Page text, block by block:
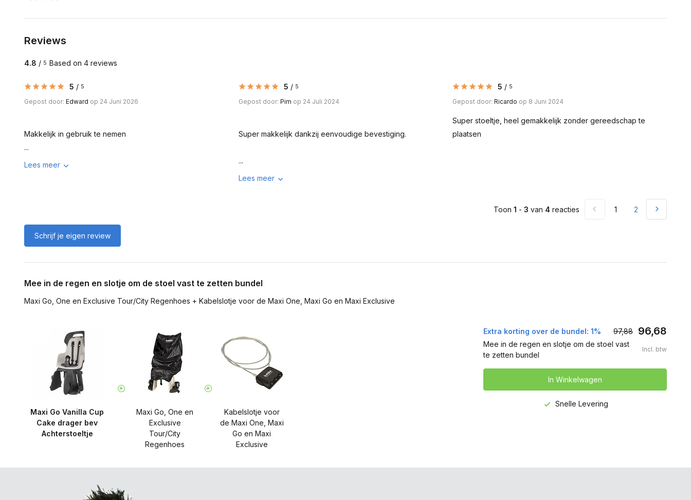
Reviews
4.8 / 5 Based on 4 reviews
5 / 5
Gepost door: Edward op 24 Juni 2026
Makkelijk in gebruik te nemen
...
Lees meer
5 / 5
Gepost door: Pim op 24 Juli 2024
Super makkelijk dankzij eenvoudige bevestiging.
...
Lees meer
5 / 5
Gepost door:Ricardo op 8 Juni 2024
Super stoeltje, heel gemakkelijk zonder gereedschap te
plaatsen
Toon 1 - 3 van 4 reacties 1 2
Schrijf je eigen review
Mee in de regen en slotje om de stoel vast te zetten bundel
Maxi Go, One en Exclusive Tour/City Regenhoes + Kabelslotje voor de Maxi One, Maxi Go en Maxi Exclusive
Maxi Go Vanilla Cup
Cake drager bev
Achterstoeltje
Maxi Go, One en
Exclusive
Tour/City
Regenhoes
Kabelslotje voor
de Maxi One, Maxi
Go en Maxi
Exclusive
Extra korting over de bundel: 1% 97,88 96,68
Mee in de regen en slotje om de stoel vast
te zetten bundel
Incl. btw
In Winkelwagen
Snelle Levering